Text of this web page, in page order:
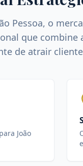
Pessoa, o
que combine
de atrair
João